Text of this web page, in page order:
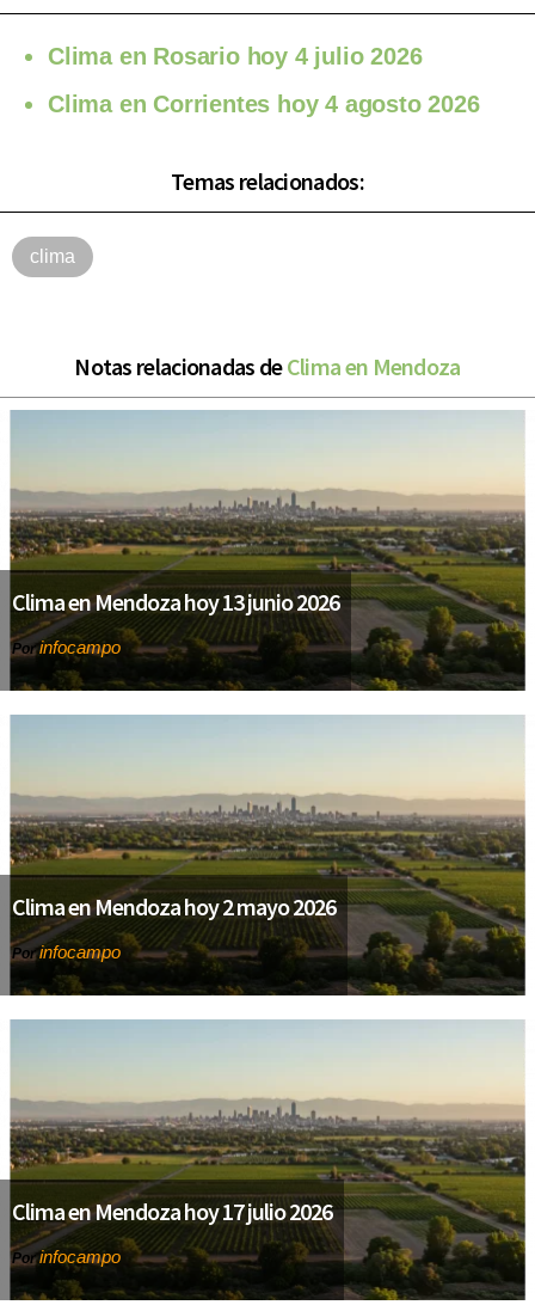
Clima en Rosario hoy 4 julio 2026
Clima en Corrientes hoy 4 agosto 2026
Temas relacionados:
clima
Notas relacionadas deClima en Mendoza
Clima en Mendoza hoy 13 junio 2026
Porinfocampo
Clima en Mendoza hoy 2 mayo 2026
Porinfocampo
Clima en Mendoza hoy 17 julio 2026
Porinfocampo